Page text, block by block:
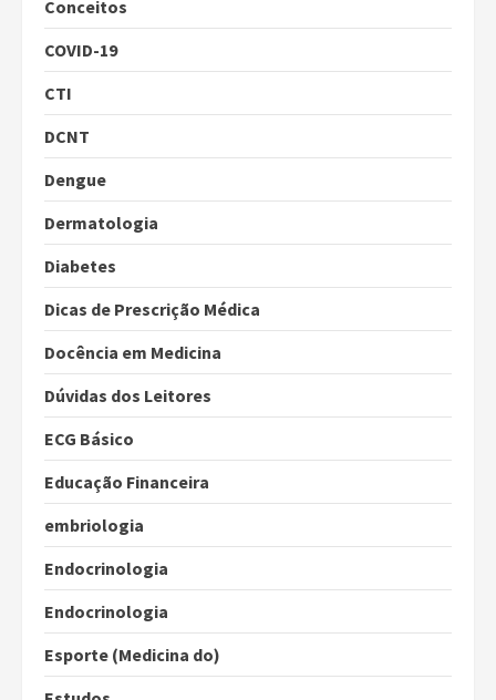
Conceitos
COVID-19
CTI
DCNT
Dengue
Dermatologia
Diabetes
Dicas de Prescrição Médica
Docência em Medicina
Dúvidas dos Leitores
ECG Básico
Educação Financeira
embriologia
Endocrinologia
Endocrinologia
Esporte (Medicina do)